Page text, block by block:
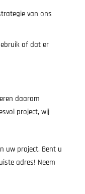
van ons
of dat er
daarom
project, wij
uw project. Bent u
adres! Neem